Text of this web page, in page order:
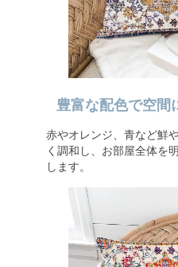
豊富な配色で空間
赤やオレンジ、青など鮮
く調和し、お部屋全体を
します。